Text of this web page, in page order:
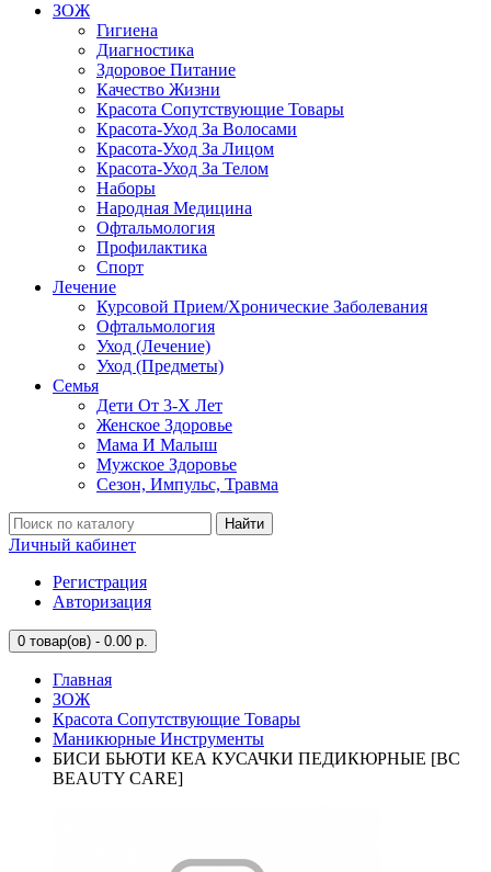
ЗОЖ
Гигиена
Диагностика
Здоровое Питание
Качество Жизни
Красота Сопутствующие Товары
Красота-Уход За Волосами
Красота-Уход За Лицом
Красота-Уход За Телом
Наборы
Народная Медицина
Офтальмология
Профилактика
Спорт
Лечение
Курсовой Прием/Хронические Заболевания
Офтальмология
Уход (Лечение)
Уход (Предметы)
Семья
Дети От 3-Х Лет
Женское Здоровье
Мама И Малыш
Мужское Здоровье
Сезон, Импульс, Травма
Найти
Личный кабинет
Регистрация
Авторизация
0 товар(ов) - 0.00 р.
Главная
ЗОЖ
Красота Сопутствующие Товары
Маникюрные Инструменты
БИСИ БЬЮТИ КЕА КУСАЧКИ ПЕДИКЮРНЫЕ [BC
BEAUTY CARE]